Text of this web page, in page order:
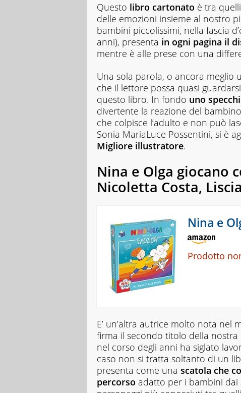
Questo libro cartonato è tra
delle emozioni insieme al nostro
bambini piccolissimi, nella fascia
anni), presenta in ogni pagina il
mentre è alle prese con una
Una sola parola, o ancora meglio
che il lettore possa quasi
questo libro. In fondo uno
divertente la reazione del
che colpisce l’adulto e non può
Sonia MariaLuce Possentini, si è
Migliore illustratore.
Nina e Olga giocano
Nicoletta Costa,
Nina e
Prodotto
E’ un’altra autrice molto nota nel
firma il secondo titolo della nostra
nel corso degli anni ha siglato
caso non si tratta soltanto di un
presenta come una scatola che
percorso adatto per i bambini dai